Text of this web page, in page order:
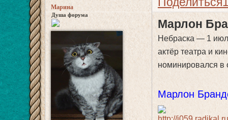
Марина
Душа форума
Марлон
Небраска — 1
актёр театра и
номинировался в
Марлон